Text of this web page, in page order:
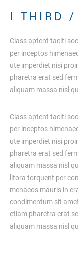
I TH I R D /
Class aptent taciti
per inceptos
ute imperdiet nisi
pharetra erat sed
aliquam massa nisl
Class aptent taciti
per inceptos
ute imperdiet nisi
pharetra erat sed
aliquam massa nisl
litora torquent per
menaeos mauris in
condimentum sit
etiam pharetra erat
aliquam massa nisl